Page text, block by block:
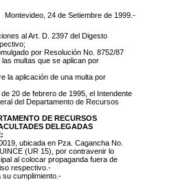
Montevideo, 24 de Setiembre de 1999 .-
al Art. D. 2397 del Digesto
por Resolución No. 8752/87
multas que se aplican por
la aplicación de una multa por
20 de febrero de 1995, el Intendente
del Departamento de Recursos
DE RECURSOS
DELEGADAS
, ubicada en Pza. Cagancha No.
(UR 15) , por contravenir lo
al colocar propaganda fuera de
respectivo.-
cumplimiento.-